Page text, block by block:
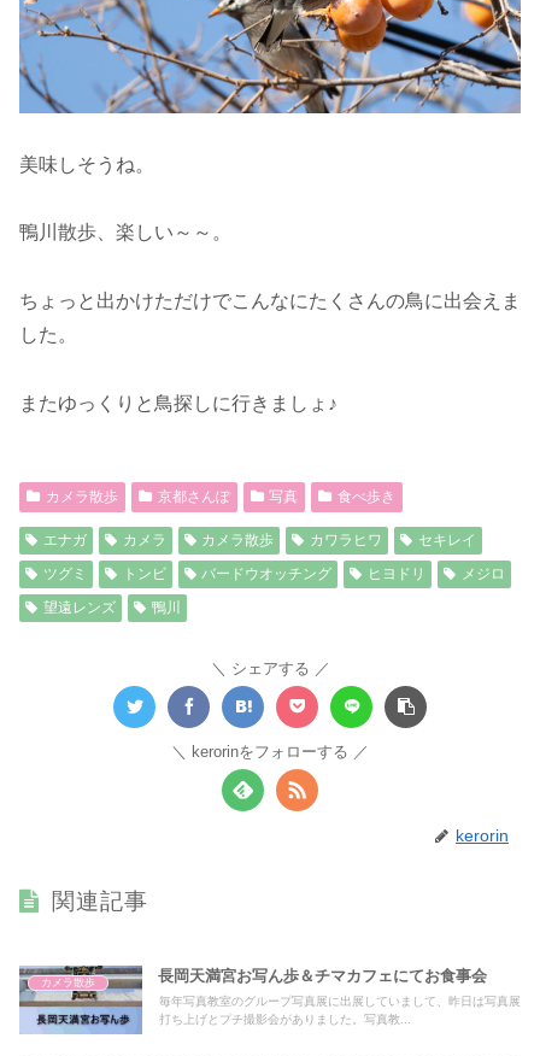
美味しそうね。
鴨川散歩、楽しい～～。
ちょっと出かけただけでこんなにたくさんの鳥に出会えま
した。
またゆっくりと鳥探しに行きましょ♪
カメラ散歩 京都さんぽ 写真 食べ歩き
エナガ カメラ カメラ散歩 カワラヒワ
セキレイ
ツグミ
トンビ バードウオッチング ヒヨドリ
メジロ
望遠レンズ
鴨川
シェアする
kerorinをフォローする
kerorin
関連記事
カメラ散歩 長岡天満宮お写ん歩＆チマカフェにてお食事会
毎年写真教室のグループ写真展に出展していまして、昨日は写真展
打ち上げとプチ撮影会がありました。写真教...